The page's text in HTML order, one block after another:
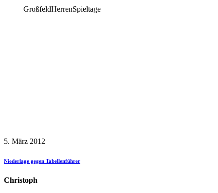
GroßfeldHerrenSpieltage
5. März 2012
Niederlage gegen Tabellenführer
Christoph